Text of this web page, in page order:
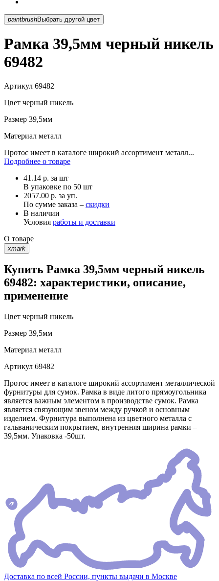
paintbrush Выбрать другой цвет
Рамка 39,5мм черный никель
69482
Артикул 69482
Цвет черный никель
Размер 39,5мм
Материал металл
Протос имеет в каталоге широкий ассортимент металл...
Подробнее о товаре
41.14 р. за шт
В упаковке по 50 шт
2057.00 р. за уп.
По сумме заказа – скидки
В наличии
Условия работы и доставки
О товаре
xmark
Купить Рамка 39,5мм черный никель
69482: характеристики, описание,
применение
Цвет черный никель
Размер 39,5мм
Материал металл
Артикул 69482
Протос имеет в каталоге широкий ассортимент металлической
фурнитуры для сумок. Рамка в виде литого прямоугольника
является важным элементом в производстве сумок. Рамка
является связующим звеном между ручкой и основным
изделием. Фурнитура выполнена из цветного металла с
гальваническим покрытием, внутренняя ширина рамки –
39,5мм. Упаковка -50шт.
Доставка по всей России, пункты выдачи в Москве